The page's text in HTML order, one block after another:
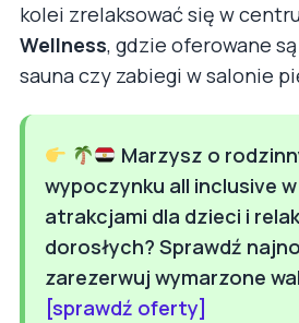
kolei zrelaksować się w
Wellness, gdzie oferowane
sauna czy zabiegi w salonie
Marzysz o
wypoczynku all inclusive
atrakcjami dla dzieci i
dorosłych? Sprawdź
zarezerwuj wymarzone
[sprawdź oferty]